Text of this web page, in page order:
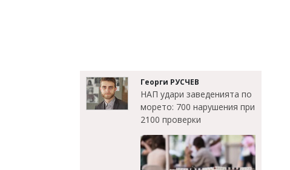
Георги РУСЧЕВ
НАП удари заведенията по
морето: 700 нарушения при
2100 проверки